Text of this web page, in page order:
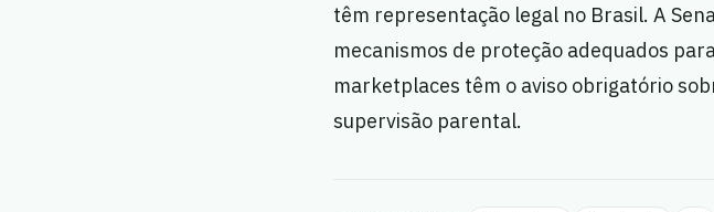
têm representação legal no Brasil. A
mecanismos de proteção adequados
marketplaces têm o aviso obrigatório
supervisão parental.